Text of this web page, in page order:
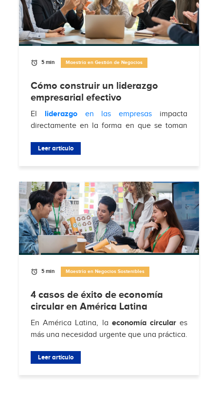
5 min Maestría en Gestión de Negocios
Cómo construir un liderazgo
empresarial efectivo
El liderazgoen las empresas impacta
directamente en la forma en que se toman
enfrentan desafíos del mercado. Según
Leer artículo
5 min Maestría en Negocios Sostenibles
4 casos de éxito de economía
circular en América Latina
En América Latina, la economía circulares
más una necesidad urgente que una práctica.
Residuos Sólidos Municipales
Leer artículo